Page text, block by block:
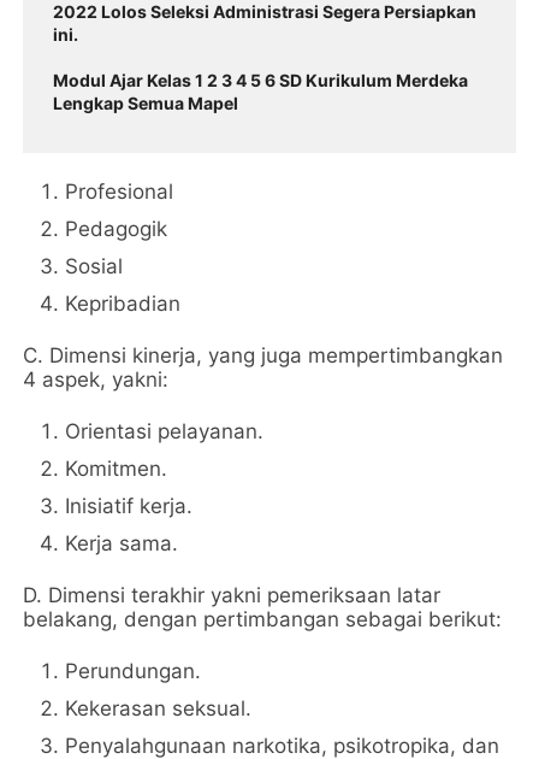
2022 Lolos Seleksi Administrasi Segera Persiapkan
ini.
Modul Ajar Kelas 1 2 3 4 5 6 SD Kurikulum Merdeka
Lengkap Semua Mapel
Profesional
Pedagogik
Sosial
Kepribadian
C. Dimensi kinerja, yang juga mempertimbangkan
4 aspek, yakni:
Orientasi pelayanan.
Komitmen.
Inisiatif kerja.
Kerja sama.
D. Dimensi terakhir yakni pemeriksaan latar
belakang, dengan pertimbangan sebagai berikut:
Perundungan.
Kekerasan seksual.
Penyalahgunaan narkotika, psikotropika, dan